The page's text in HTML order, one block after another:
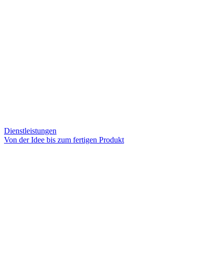
Dienstleistungen
Von der Idee bis zum fertigen Produkt